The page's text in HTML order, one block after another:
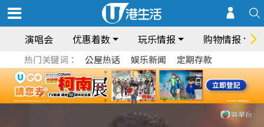
演唱会 优惠着数 玩乐情报 购物情报
热门关键词： 公屋热话 娱乐新闻 定期存款